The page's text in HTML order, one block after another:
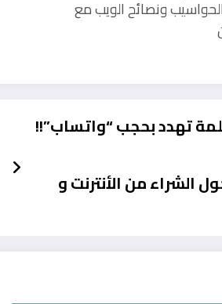
ونصائح الويب مع
تهدد بحجب “واتساب”!!
الشراء من الأنترنت و